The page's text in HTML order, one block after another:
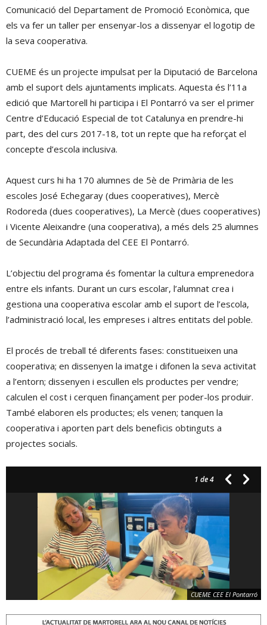
Comunicació del Departament de Promoció Econòmica, que
els va fer un taller per ensenyar-los a dissenyar el logotip de
la seva cooperativa.
CUEME és un projecte impulsat per la Diputació de Barcelona
amb el suport dels ajuntaments implicats. Aquesta és l’11a
edició que Martorell hi participa i El Pontarró va ser el primer
Centre d’Educació Especial de tot Catalunya en prendre-hi
part, des del curs 2017-18, tot un repte que ha reforçat el
concepte d’escola inclusiva.
Aquest curs hi ha 170 alumnes de 5è de Primària de les
escoles José Echegaray (dues cooperatives), Mercè
Rodoreda (dues cooperatives), La Mercè (dues cooperatives)
i Vicente Aleixandre (una cooperativa), a més dels 25 alumnes
de Secundària Adaptada del CEE El Pontarró.
L’objectiu del programa és fomentar la cultura emprenedora
entre els infants. Durant un curs escolar, l’alumnat crea i
gestiona una cooperativa escolar amb el suport de l’escola,
l’administració local, les empreses i altres entitats del poble.
El procés de treball té diferents fases: constitueixen una
cooperativa; en dissenyen la imatge i difonen la seva activitat
a l’entorn; dissenyen i escullen els productes per vendre;
calculen el cost i cerquen finançament per poder-los produir.
També elaboren els productes; els venen; tanquen la
cooperativa i aporten part dels beneficis obtinguts a
projectes socials.
1 de 4
CUEME CEE El Pontarró